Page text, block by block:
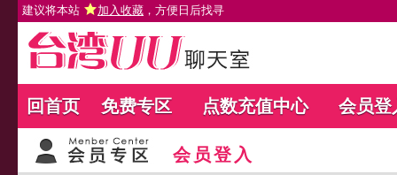
建议将本站 加入收藏 ，方便日后找寻
回首页 免费专区 点数充值中心 会员登
会员登入